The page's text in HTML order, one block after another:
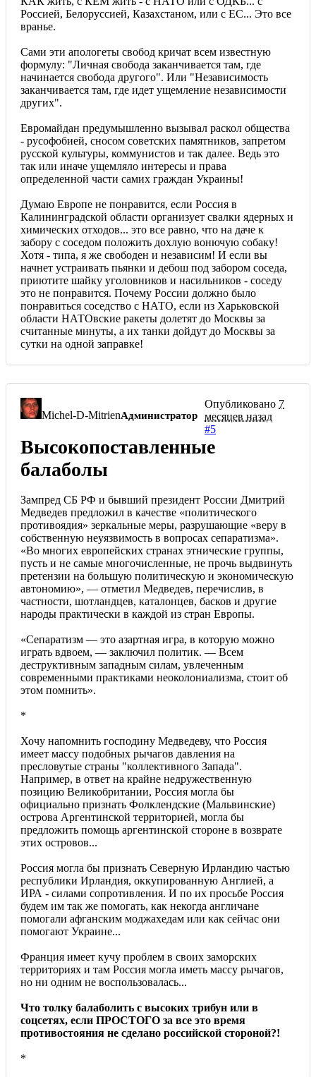
Россией, Белоруссией, Казахстаном, или с ЕС... Это все
вранье.
Сами эти апологеты свобод кричат всем известную
формулу: "Личная свобода заканчивается там, где
начинается свобода другого". Или "Независимость
заканчивается там, где идет ущемление независимости
других".
Евромайдан предумышленно вызывал раскол общества
- русофобией, сносом советских памятников, запретом
русской культуры, коммунистов и так далее. Ведь это
так или иначе ущемляло интересы и права
определенной части самих граждан Украины!
Думаю Европе не понравится, если Россия в
Калининградской области организует свалки ядерных и
химических отходов... это все равно, что на даче к
забору с соседом положить дохлую вонючую собаку!
Хотя - типа, я же свободен и независим! И если вы
начнет устраивать пьянки и дебош под забором соседа,
приютите шайку уголовников и насильников - соседу
это не понравится. Почему России должно было
понравиться соседство с НАТО, если из Харьковской
области НАТОвские ракеты долетят до Москвы за
считанные минуты, а их танки дойдут до Москвы за
сутки на одной заправке!
Michel-D-MitrienАдминистратор
Опубликовано 7
месяцев назад
#5
Высокопоставленные
балаболы
Зампред СБ РФ и бывший президент России Дмитрий
Медведев предложил в качестве «политического
противоядия» зеркальные меры, разрушающие «веру в
собственную неуязвимость в вопросах сепаратизма».
«Во многих европейских странах этнические группы,
пусть и не самые многочисленные, не прочь выдвинуть
претензии на большую политическую и экономическую
автономию», — отметил Медведев, перечислив, в
частности, шотландцев, каталонцев, басков и другие
народы практически в каждой из стран Европы.
«Сепаратизм — это азартная игра, в которую можно
играть вдвоем, — заключил политик. — Всем
деструктивным западным силам, увлеченным
современными практиками неоколониализма, стоит об
этом помнить».
*
Хочу напомнить господину Медведеву, что Россия
имеет массу подобных рычагов давления на
пресловутые страны "коллективного Запада".
Например, в ответ на крайне недружественную
позицию Великобритании, Россия могла бы
официально признать Фолклендские (Мальвинские)
острова Аргентинской территорией, могла бы
предложить помощь аргентинской стороне в возврате
этих островов...
Россия могла бы признать Северную Ирландию частью
республики Ирландия, оккупированную Англией, а
ИРА - силами сопротивления. И по их просьбе Россия
будем им так же помогать, как некогда англичане
помогали афганским моджахедам или как сейчас они
помогают Украине...
Франция имеет кучу проблем в своих заморских
территориях и там Россия могла иметь массу рычагов,
но ни одним не воспользовалась...
Что толку балаболить с высоких трибун или в
соцсетях, если ПРОСТОГО за все это время
противостояния не сделано российской стороной?!
*